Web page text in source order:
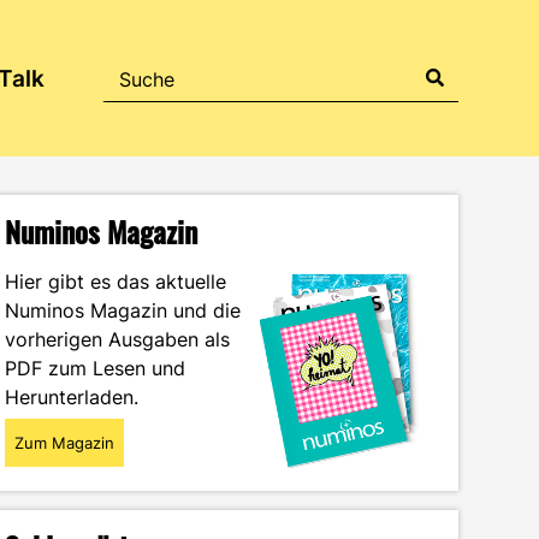
Numinos Magazin
Hier gibt es das aktuelle
Numinos Magazin und die
vorherigen Ausgaben als
PDF zum Lesen und
Herunterladen.
Zum Magazin